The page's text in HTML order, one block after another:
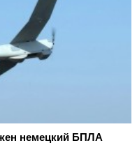
немецкий БПЛА